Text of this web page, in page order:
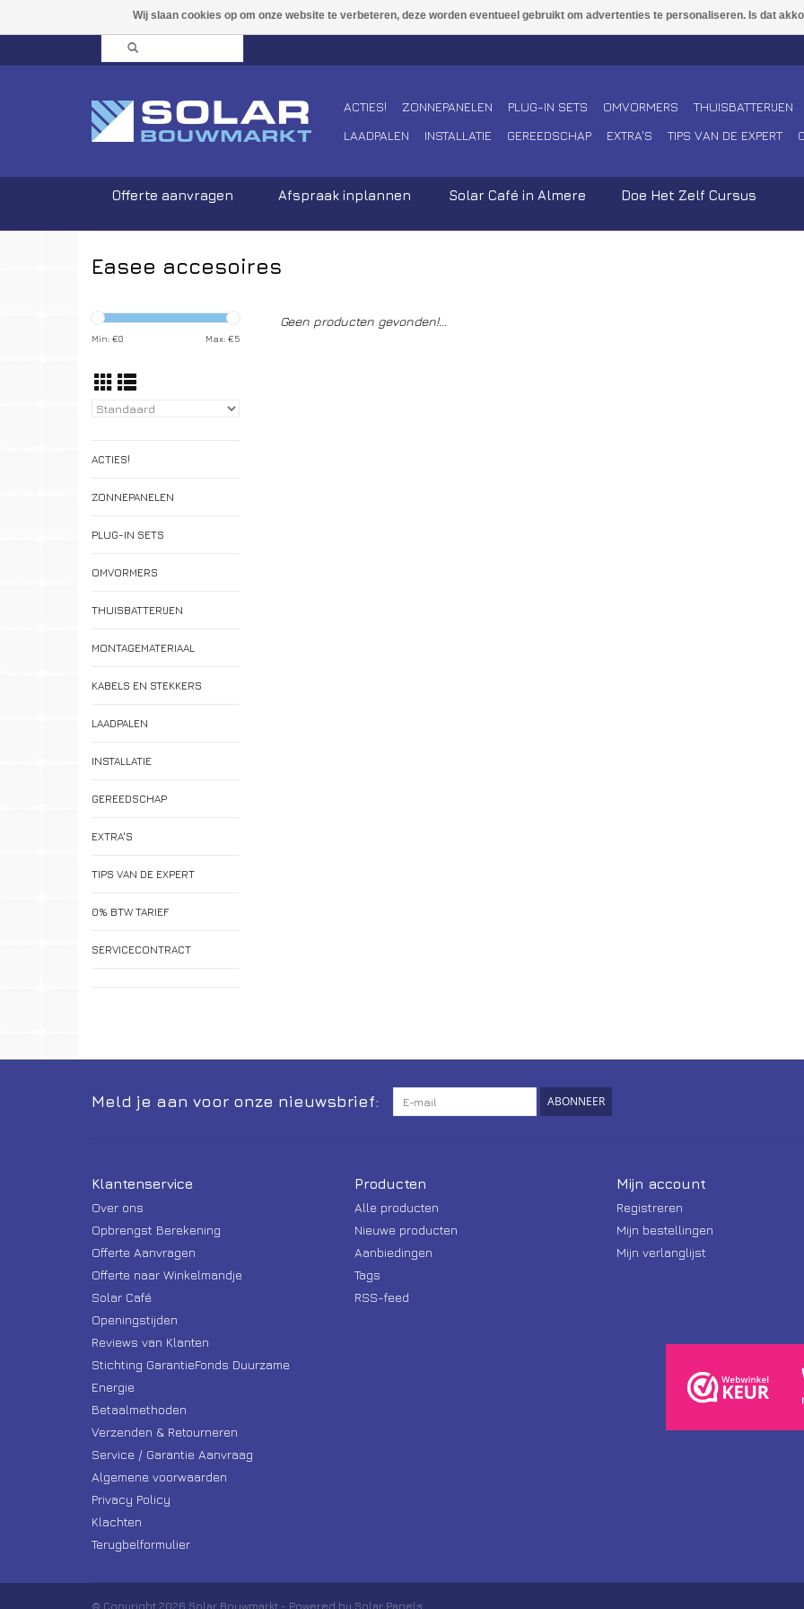
ACTIES! ZONNEPANELEN PLUG-IN SETS OMVORMERS
THUISBATTERIJEN
LAADPALEN
INSTALLATIE GEREEDSCHAP EXTRA'S TIPS VAN DE EXPERT
Offerte aanvragen Afspraak inplannen Solar Café in Almere Doe Het Zelf Cursus
Easee accesoires
Min: €0 Max: €5
ACTIES!
ZONNEPANELEN
PLUG-IN SETS
OMVORMERS
THUISBATTERIJEN
MONTAGEMATERIAAL
KABELS EN STEKKERS
LAADPALEN
INSTALLATIE
GEREEDSCHAP
EXTRA'S
TIPS VAN DE EXPERT
0% BTW TARIEF
SERVICECONTRACT
Geen producten gevonden!...
Meld je aan voor onze nieuwsbrief: ABONNEER
Klantenservice
Over ons
Opbrengst Berekening
Offerte Aanvragen
Offerte naar Winkelmandje
Solar Café
Openingstijden
Reviews van Klanten
Stichting GarantieFonds Duurzame
Energie
Betaalmethoden
Verzenden & Retourneren
Service / Garantie Aanvraag
Algemene voorwaarden
Privacy Policy
Klachten
Terugbelformulier
Producten
Alle producten
Nieuwe producten
Aanbiedingen
Tags
RSS-feed
Mijn account
Registreren
Mijn bestellingen
Mijn verlanglijst
© Copyright 2026 Solar Bouwmarkt - Powered by Solar Panels